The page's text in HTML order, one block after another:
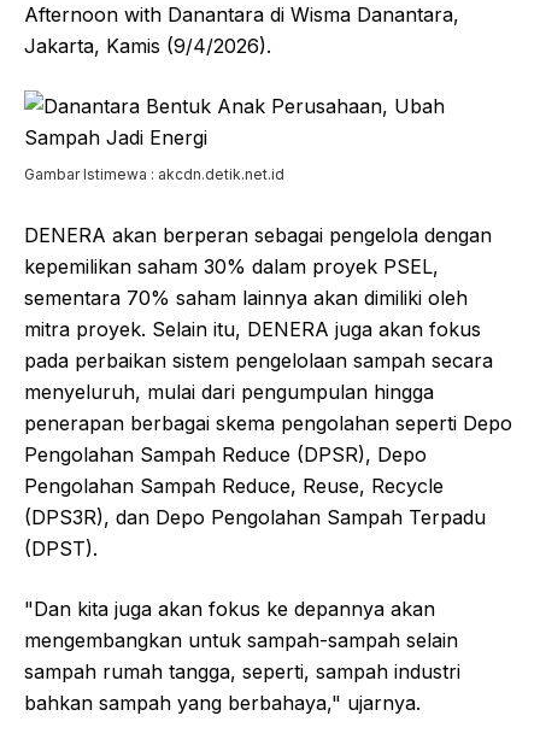
Afternoon with Danantara di Wisma Danantara,
Jakarta, Kamis (9/4/2026).
Gambar Istimewa : akcdn.detik.net.id
DENERA akan berperan sebagai pengelola dengan
kepemilikan saham 30% dalam proyek PSEL,
sementara 70% saham lainnya akan dimiliki oleh
mitra proyek. Selain itu, DENERA juga akan fokus
pada perbaikan sistem pengelolaan sampah secara
menyeluruh, mulai dari pengumpulan hingga
penerapan berbagai skema pengolahan seperti Depo
Pengolahan Sampah Reduce (DPSR), Depo
Pengolahan Sampah Reduce, Reuse, Recycle
(DPS3R), dan Depo Pengolahan Sampah Terpadu
(DPST).
"Dan kita juga akan fokus ke depannya akan
mengembangkan untuk sampah-sampah selain
sampah rumah tangga, seperti, sampah industri
bahkan sampah yang berbahaya," ujarnya.